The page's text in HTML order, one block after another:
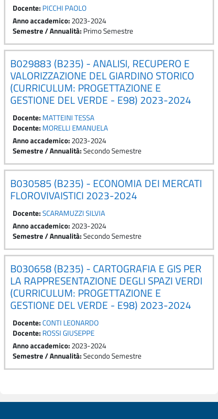
Docente: PICCHI PAOLO
Anno accademico: 2023-2024
Semestre / Annualità: Primo Semestre
B029883 (B235) - ANALISI, RECUPERO E
VALORIZZAZIONE DEL GIARDINO STORICO
(CURRICULUM: PROGETTAZIONE E
GESTIONE DEL VERDE - E98) 2023-2024
Docente: MATTEINI TESSA
Docente: MORELLI EMANUELA
Anno accademico: 2023-2024
Semestre / Annualità:Secondo Semestre
B030585 (B235) - ECONOMIA DEI MERCATI
FLOROVIVAISTICI 2023-2024
Docente:SCARAMUZZI SILVIA
Anno accademico: 2023-2024
Semestre / Annualità:Secondo Semestre
B030658 (B235) - CARTOGRAFIA E GIS PER
LA RAPPRESENTAZIONE DEGLI SPAZI VERDI
(CURRICULUM: PROGETTAZIONE E
GESTIONE DEL VERDE - E98) 2023-2024
Docente:CONTI LEONARDO
Docente: ROSSI GIUSEPPE
Anno accademico: 2023-2024
Semestre / Annualità:Secondo Semestre